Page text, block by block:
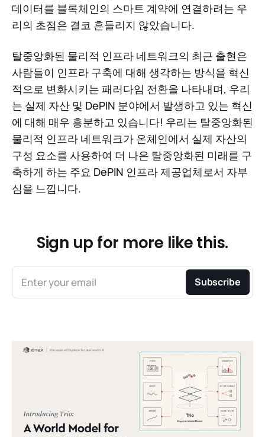
데이터를 블록체인의 스마트 계약에 연결하려는 우
리의 초점은 결코 흔들리지 않았습니다.
탈중앙화된 물리적 인프라 네트워크의 최근 출현은
사람들이 인프라 구축에 대해 생각하는 방식을 혁신
적으로 변화시키는 패러다임 전환을 나타내며, 우리
는 실제 자산 및 DePIN 분야에서 발생하고 있는 혁신
에 대해 매우 흥분하고 있습니다! 우리는 탈중앙화된
물리적 인프라 네트워크가 온체인에서 실제 자산의
구성 요소를 사용하여 더 나은 탈중앙화된 미래를 구
축하게 하는 주요 DePIN 인프라 제공업체로서 자부
심을 느낍니다.
Sign up for more like this.
Enter your email Subscribe